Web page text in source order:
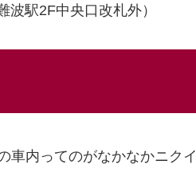
駅2F中央口改札外）
内ってのがなかなかニクイ